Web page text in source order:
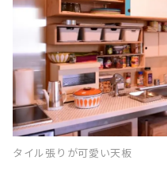
タイル張りが可愛い天板